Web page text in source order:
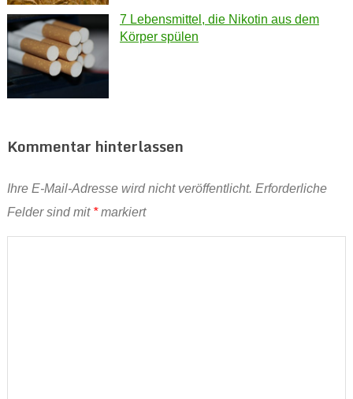
7 Lebensmittel, die Nikotin aus dem
Körper spülen
Kommentar hinterlassen
Ihre E-Mail-Adresse wird nicht veröffentlicht. Erforderliche
Felder sind mit *markiert